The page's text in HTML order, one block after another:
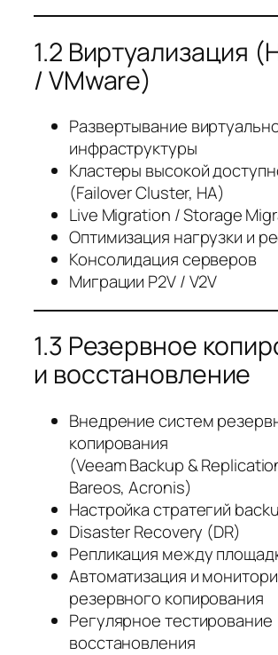
1.2 Виртуализация
/ VMware)
Развертывание
инфраструктуры
Кластеры высокой
(Failover Cluster, HA)
Live Migration / Storage
Оптимизация нагрузки и
Консолидация серверов
Миграции P2V / V2V
1.3 Резервное
и восстановление
Внедрение систем
копирования
(Veeam Backup &
Bareos, Acronis)
Настройка стратегий
Disaster Recovery (DR)
Репликация между
Автоматизация и
резервного копирования
Регулярное тестирование
восстановления